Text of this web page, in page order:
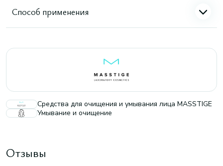
Способ применения
Средства для очищения и умывания лица MASSTIGE
Умывание и очищение
Отзывы